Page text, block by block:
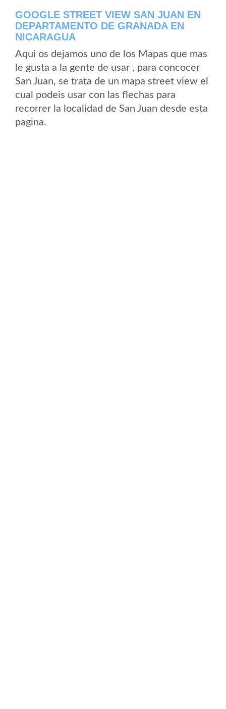
GOOGLE STREET VIEW SAN JUAN EN
DEPARTAMENTO DE GRANADA EN
NICARAGUA
Aqui os dejamos uno de los Mapas que mas
le gusta a la gente de usar , para concocer
San Juan, se trata de un mapa street view el
cual podeis usar con las flechas para
recorrer la localidad de San Juan desde esta
pagina.